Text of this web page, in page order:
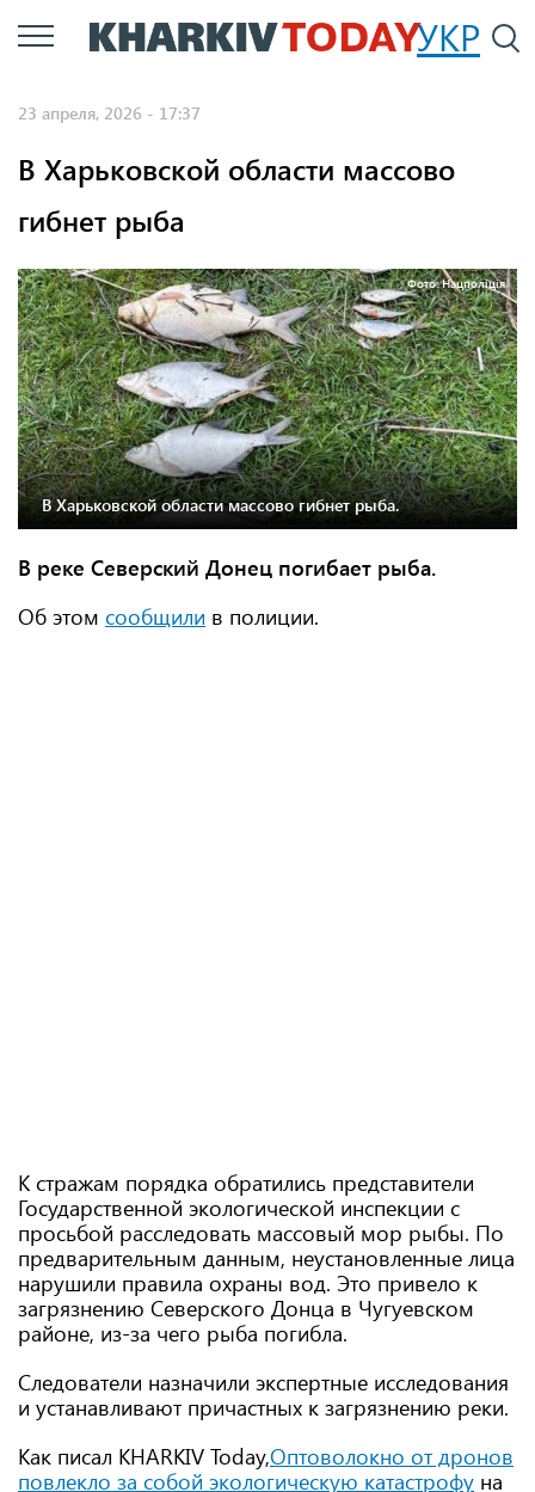
Перейти
к
УКР
23 апреля, 2026 - 17:37
В Харьковской области массово
гибнет рыба
Фото: Нацполіція
В Харьковской области массово гибнет рыба.
В реке Северский Донец погибает рыба.
Об этом сообщили в полиции.
К стражам порядка обратились представители
Государственной экологической инспекции с
просьбой расследовать массовый мор рыбы. По
предварительным данным, неустановленные лица
нарушили правила охраны вод. Это привело к
загрязнению Северского Донца в Чугуевском
районе, из-за чего рыба погибла.
Следователи назначили экспертные исследования
и устанавливают причастных к загрязнению реки.
Как писал KHARKIV Today,Оптоволокно от дронов
повлекло за собой экологическую катастрофу на